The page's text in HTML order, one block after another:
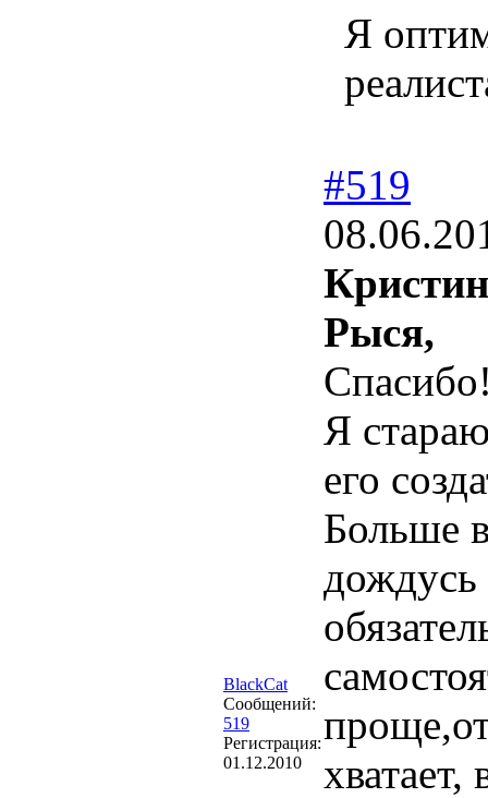
Я
BlackCat
Сообщений:
519
Регистрация:
01.12.2010
#519
Рыся,
Я
его
Больше
хватает,